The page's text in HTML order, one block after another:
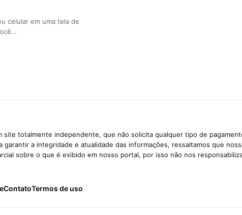
celular em uma tela de
site totalmente independente, que não solicita qualquer tipo de
garantir a integridade e atualidade das informações, ressaltamos que
sobre o que é exibido em nosso portal, por isso não nos
ContatoTermos de uso